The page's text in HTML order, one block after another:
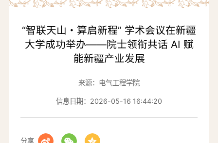
“智联天山・算启新程” 学术会议在新疆
大学成功举办——院士领衔共话 AI 赋
能新疆产业发展
来源：电气工程学院
信息日期：2026-05-16 16:44:20
分享